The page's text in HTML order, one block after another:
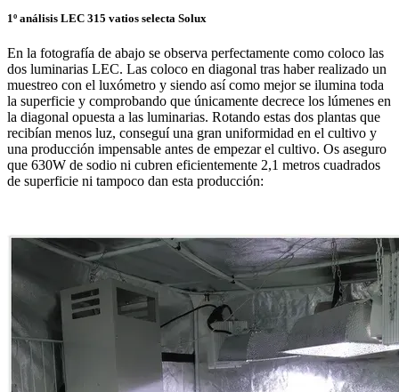
1º análisis LEC 315 vatios selecta Solux
En la fotografía de abajo se observa perfectamente como coloco las
dos luminarias LEC. Las coloco en diagonal tras haber realizado un
muestreo con el luxómetro y siendo así como mejor se ilumina toda
la superficie y comprobando que únicamente decrece los lúmenes en
la diagonal opuesta a las luminarias. Rotando estas dos plantas que
recibían menos luz, conseguí una gran uniformidad en el cultivo y
una producción impensable antes de empezar el cultivo. Os aseguro
que 630W de sodio ni cubren eficientemente 2,1 metros cuadrados
de superficie ni tampoco dan esta producción: